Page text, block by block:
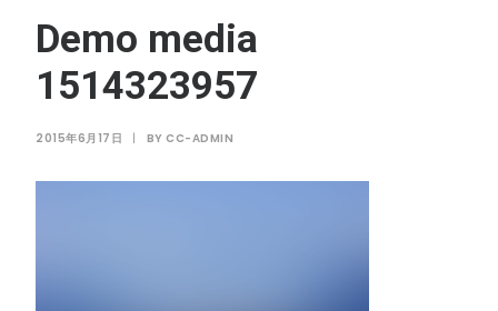
Demo media
1514323957
2015年6月17日 | BY CC-ADMIN